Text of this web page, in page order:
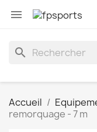

search
Accueil
remorquage - 7 m